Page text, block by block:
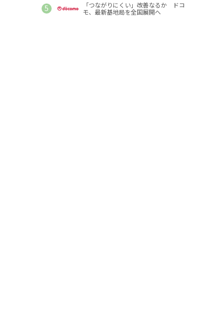
「つながりにくい」改善なるか ドコ
モ、最新基地局を全国展開へ